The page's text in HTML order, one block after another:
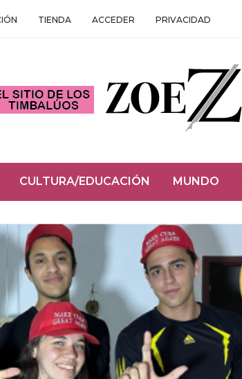
TIENDA ACCEDER PRIVACIDAD
CULTURA/EDUCACIÓN MUNDO